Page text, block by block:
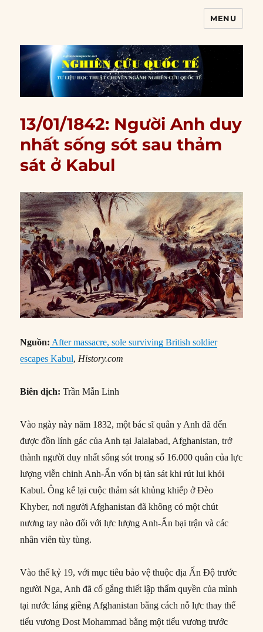
MENU
13/01/1842: Người Anh duy
nhất sống sót sau thảm
sát ở Kabul
Nguồn: After massacre, sole surviving British soldier
escapes Kabul,History.com
Biên dịch: Trần Mẫn Linh
Vào ngày này năm 1832, một bác sĩ quân y Anh đã đến
được đồn lính gác của Anh tại Jalalabad, Afghanistan, trở
thành người duy nhất sống sót trong số 16.000 quân của lực
lượng viễn chinh Anh-Ấn vốn bị tàn sát khi rút lui khỏi
Kabul. Ông kể lại cuộc thảm sát khủng khiếp ở Đèo
Khyber, nơi người Afghanistan đã không có một chút
nương tay nào đối với lực lượng Anh-Ấn bại trận và các
nhân viên tùy tùng.
Vào thế kỷ 19, với mục tiêu bảo vệ thuộc địa Ấn Độ trước
người Nga, Anh đã cố gắng thiết lập thẩm quyền của mình
tại nước láng giềng Afghanistan bằng cách nỗ lực thay thế
tiểu vương Dost Mohammad bằng một tiểu vương trước